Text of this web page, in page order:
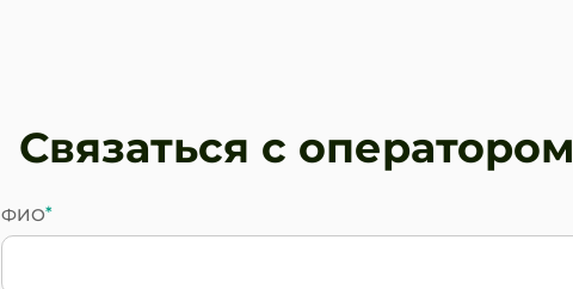
Связаться с оператором
ФИО